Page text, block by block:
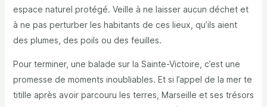
espace naturel protégé. Veille à ne laisser aucun déchet et
à ne pas perturber les habitants de ces lieux, qu’ils aient
des plumes, des poils ou des feuilles.
Pour terminer, une balade sur la Sainte-Victoire, c’est une
promesse de moments inoubliables. Et si l’appel de la mer te
titille après avoir parcouru les terres, Marseille et ses trésors